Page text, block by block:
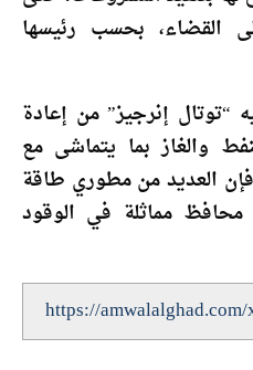
القضاء، بحسب رئيسها
إنرجيز” من إعادة
والغاز بما يتماشى مع
فإن العديد من مطوري طاقة
محافظ مماثلة في الوقود
https://